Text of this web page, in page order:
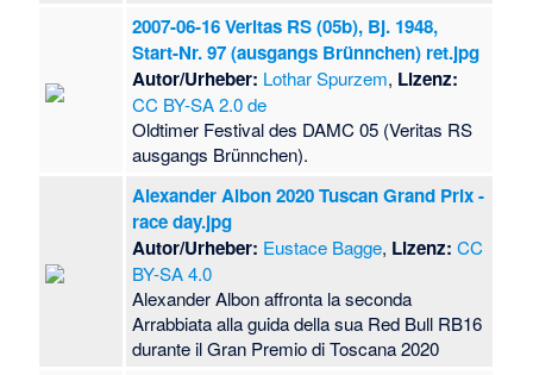
2007-06-16 Veritas RS (05b), Bj. 1948,
Start-Nr. 97 (ausgangs Brünnchen) ret.jpg
Autor/Urheber: Lothar Spurzem, Lizenz:
CC BY-SA 2.0 de
Oldtimer Festival des DAMC 05 (Veritas RS
ausgangs Brünnchen).
Alexander Albon 2020 Tuscan Grand Prix -
race day.jpg
Autor/Urheber: Eustace Bagge, Lizenz: CC
BY-SA 4.0
Alexander Albon affronta la seconda
Arrabbiata alla guida della sua Red Bull RB16
durante il Gran Premio di Toscana 2020